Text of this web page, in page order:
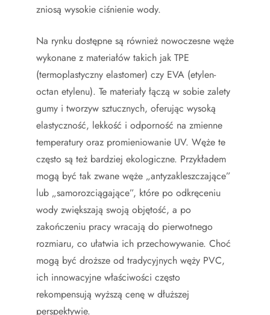
zniosą wysokie ciśnienie wody.
Na rynku dostępne są również nowoczesne węże
wykonane z materiałów takich jak TPE
(termoplastyczny elastomer) czy EVA (etylen-
octan etylenu). Te materiały łączą w sobie zalety
gumy i tworzyw sztucznych, oferując wysoką
elastyczność, lekkość i odporność na zmienne
temperatury oraz promieniowanie UV. Węże te
często są też bardziej ekologiczne. Przykładem
mogą być tak zwane węże „antyzakleszczające”
lub „samorozciągające”, które po odkręceniu
wody zwiększają swoją objętość, a po
zakończeniu pracy wracają do pierwotnego
rozmiaru, co ułatwia ich przechowywanie. Choć
mogą być droższe od tradycyjnych węży PVC,
ich innowacyjne właściwości często
rekompensują wyższą cenę w dłuższej
perspektywie.